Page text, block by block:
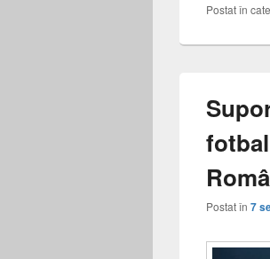
Postat în
Postat în 7